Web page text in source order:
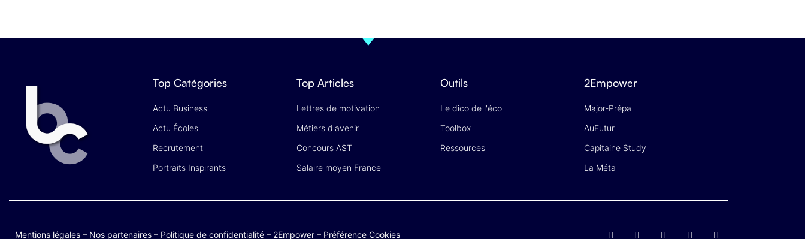
Top Catégories
Actu Business
Actu Écoles
Recrutement
Portraits Inspirants
Top Articles
Lettres de motivation
Métiers d'avenir
Concours AST
Salaire moyen France
Outils
Le dico de l'éco
Toolbox
Ressources
2Empower
Major-Prépa
AuFutur
Capitaine Study
La Méta
Mentions légales – Nos partenaires – Politique de confidentialité – 2Empower – Préférence Cookies